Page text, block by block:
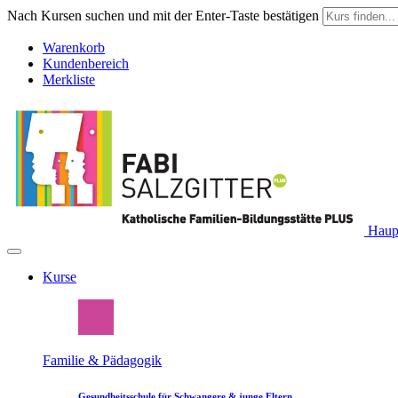
Nach Kursen suchen und mit der Enter-Taste bestätigen
Warenkorb
Kundenbereich
Merkliste
Kurse
Familie & Pädagogik